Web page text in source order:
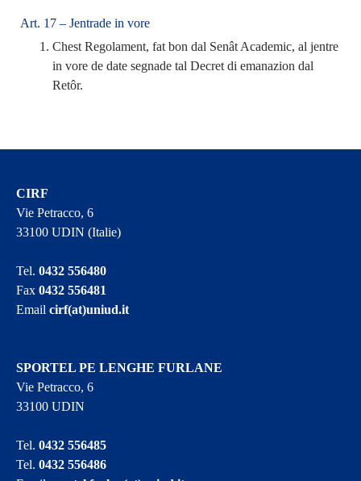
Art. 17 – Jentrade in vore
Chest Regolament, fat bon dal Senât Academic, al jentre
in vore de date segnade tal Decret di emanazion dal
Retôr.
CIRF
Vie Petracco, 6
33100 UDIN (Italie)
Tel.0432 556480
Fax0432 556481
Emailcirf(at)uniud.it
SPORTEL PE LENGHE FURLANE
Vie Petracco, 6
33100 UDIN
Tel.0432 556485
Tel.0432 556486